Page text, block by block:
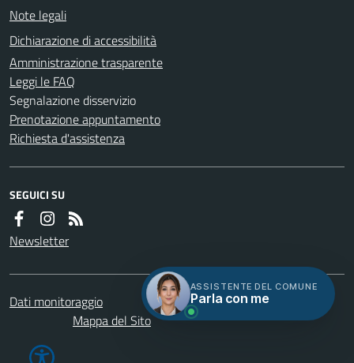
Note legali
Dichiarazione di accessibilità
Amministrazione trasparente
Leggi le FAQ
Segnalazione disservizio
Prenotazione appuntamento
Richiesta d'assistenza
SEGUICI SU
Newsletter
Dati monitoraggio Servizi
Mappa del Sito
ASSISTENTE DEL COMUNE
Parla con me